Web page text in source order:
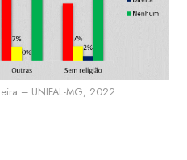
– UNIFAL-MG, 2022